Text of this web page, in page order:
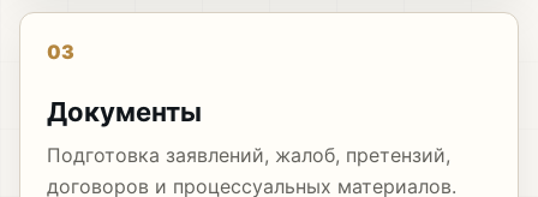
03
Документы
Подготовка заявлений, жалоб, претензий,
договоров и процессуальных материалов.